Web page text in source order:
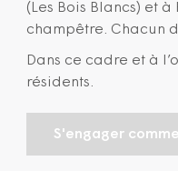
(Les Bois Blancs) et
champêtre. Chacun
Dans ce cadre et à
résidents.
S'engager